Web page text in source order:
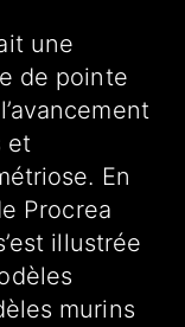
une
de pointe
et
En
Procrea
illustrée
murins